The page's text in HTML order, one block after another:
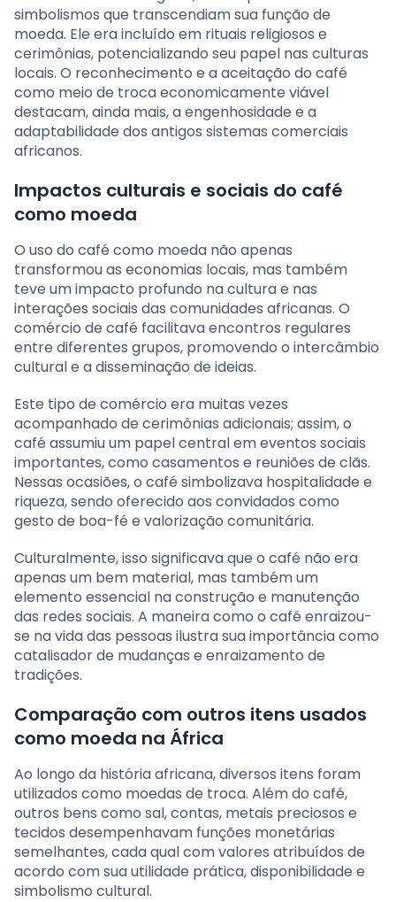
simbolismos que transcendiam sua função de
moeda. Ele era incluído em rituais religiosos e
cerimônias, potencializando seu papel nas culturas
locais. O reconhecimento e a aceitação do café
como meio de troca economicamente viável
destacam, ainda mais, a engenhosidade e a
adaptabilidade dos antigos sistemas comerciais
africanos.
Impactos culturais e sociais do café
como moeda
O uso do café como moeda não apenas
transformou as economias locais, mas também
teve um impacto profundo na cultura e nas
interações sociais das comunidades africanas. O
comércio de café facilitava encontros regulares
entre diferentes grupos, promovendo o intercâmbio
cultural e a disseminação de ideias.
Este tipo de comércio era muitas vezes
acompanhado de cerimônias adicionais; assim, o
café assumiu um papel central em eventos sociais
importantes, como casamentos e reuniões de clãs.
Nessas ocasiões, o café simbolizava hospitalidade e
riqueza, sendo oferecido aos convidados como
gesto de boa-fé e valorização comunitária.
Culturalmente, isso significava que o café não era
apenas um bem material, mas também um
elemento essencial na construção e manutenção
das redes sociais. A maneira como o café enraizou-
se na vida das pessoas ilustra sua importância como
catalisador de mudanças e enraizamento de
tradições.
Comparação com outros itens usados
como moeda na África
Ao longo da história africana, diversos itens foram
utilizados como moedas de troca. Além do café,
outros bens como sal, contas, metais preciosos e
tecidos desempenhavam funções monetárias
semelhantes, cada qual com valores atribuídos de
acordo com sua utilidade prática, disponibilidade e
simbolismo cultural.